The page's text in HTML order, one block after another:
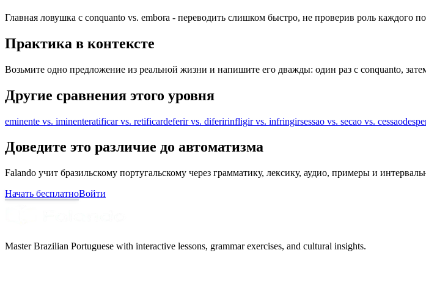
Главная ловушка с conquanto vs. embora - переводить слишком быстро, не проверив роль каждого
Практика в контексте
Возьмите одно предложение из реальной жизни и напишите его дважды: один раз с conquanto,
Другие сравнения этого уровня
eminente vs. iminenteratificar vs. retificardeferir vs. diferirinfligir vs. infringirsessao vs. secao vs. cessao
Доведите это различие до автоматизма
Falando учит бразильскому португальскому через грамматику, лексику, аудио, примеры и
Начать бесплатноВойти
Master Brazilian Portuguese with interactive lessons, grammar exercises, and cultural insights.